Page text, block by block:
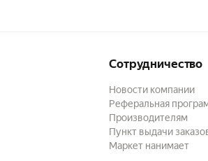
Сотрудничество
Новости компании
Реферальная
Производителям
Пункт выдачи
Маркет нанимает